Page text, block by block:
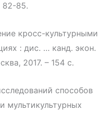
82-85.
кросс-культурными
: дис. … канд. экон.
2017. – 154 с.
способов
мультикультурных